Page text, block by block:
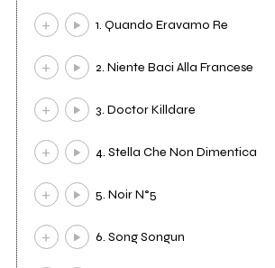
1. Quando Eravamo Re
2. Niente Baci Alla Francese
3. Doctor Killdare
4. Stella Che Non Dimentica
5. Noir N°5
6. Song Songun